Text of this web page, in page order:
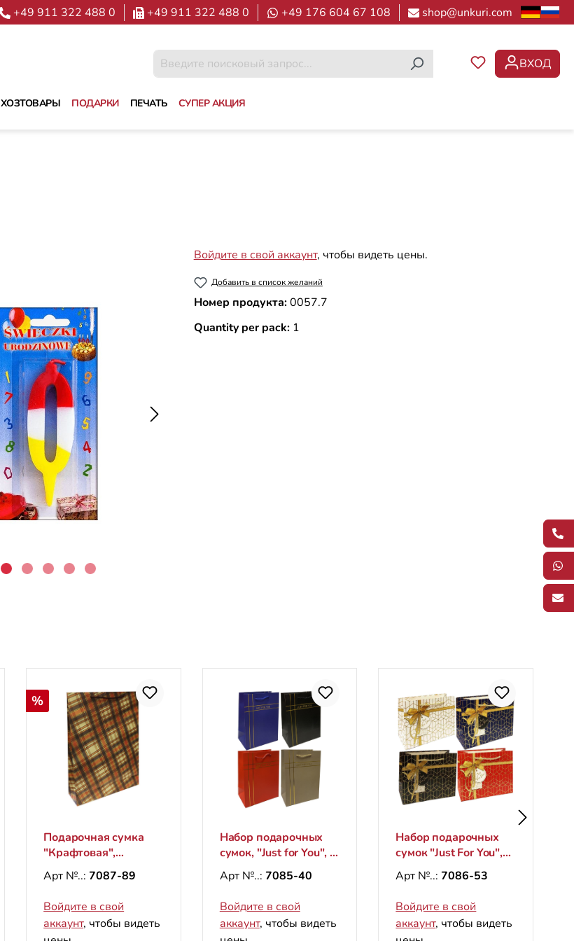
+49 911 322 488 0 +49 911 322 488 0 +49 176 604 67 108 shop@unkuri.com
У ВАС ЕСТЬ
ВХОД
ХОЗТОВАРЫ ПОДАРКИ ПЕЧАТЬ СУПЕР АКЦИЯ
Войдите в свой аккаунт, чтобы видеть цены.
Добавить в список желаний
Номер продукта:0057.7
Quantity per pack: 1
Скидка
%
Подарочная сумка
"Крафтовая",
"Клетка", L, 44х32 см
Арт №..:7087-89
Войдите в свой
аккаунт, чтобы видеть
Набор подарочных
сумок, "Just for You", S,
23х18 см
(вертикальные)
Арт №..: 7085-40
Войдите в свой
аккаунт, чтобы видеть
Набор подарочных
сумок "Just For You",
M, 26х33см
(горизонтальные)
Арт №..:7086-53
Войдите в свой
аккаунт, чтобы видеть